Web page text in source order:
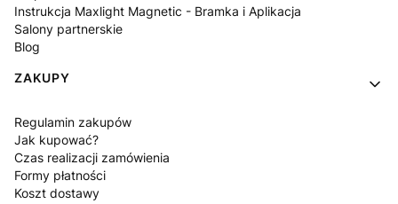
Instrukcja Maxlight Magnetic - Bramka i Aplikacja
Salony partnerskie
Blog
ZAKUPY
Regulamin zakupów
Jak kupować?
Czas realizacji zamówienia
Formy płatności
Koszt dostawy